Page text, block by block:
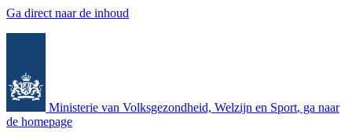
Ga direct naar de inhoud
Ministerie van Volksgezondheid, Welzijn en Sport, ga naar
de homepage